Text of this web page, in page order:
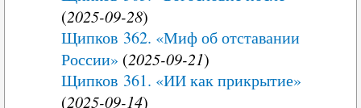
(2025-09-28)
Щипков 362. «Миф об отставании
России» (2025-09-21)
Щипков 361. «ИИ как прикрытие»
(2025-09-14)